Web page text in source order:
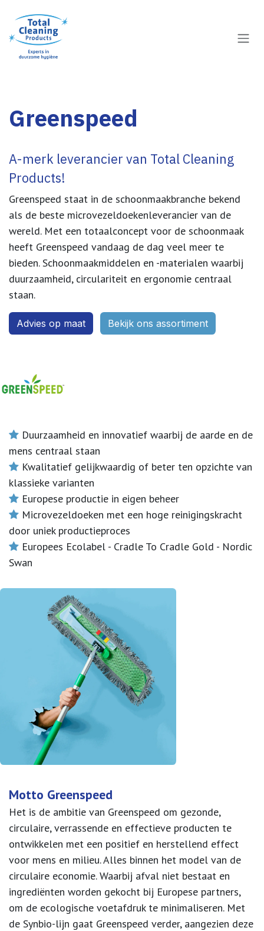
Greenspeed
A-merk leverancier van Total Cleaning
Products!
Greenspeed staat in de schoonmaakbranche bekend
als de beste microvezeldoekenleverancier van de
wereld. Met een totaalconcept voor de schoonmaak
heeft Greenspeed vandaag de dag veel meer te
bieden. Schoonmaakmiddelen en -materialen waarbij
duurzaamheid, circulariteit en ergonomie centraal
staan.
Advies op maa​​t Bekijk ons assort​​iment
Duurzaamheid en innovatief waarbij de aarde en de
mens centraal staan
Kwalitatief gelijkwaardig of beter ten opzichte van
klassieke varianten
Europese productie in eigen beheer
Microvezeldoeken met een hoge reinigingskracht
door uniek productieproces
Europees Ecolabel - Cradle To Cradle Gold - Nordic
Swan
Motto Greenspeed
Het is de ambitie van Greenspeed om gezonde,
circulaire, verrassende en effectieve producten te
ontwikkelen met een positief en herstellend effect
voor mens en milieu. Alles binnen het model van de
circulaire economie. Waarbij afval niet bestaat en
ingrediënten worden gekocht bij Europese partners,
om de ecologische voetafdruk te minimaliseren. Met
de Synbio-lijn gaat Greenspeed verder, aangezien deze